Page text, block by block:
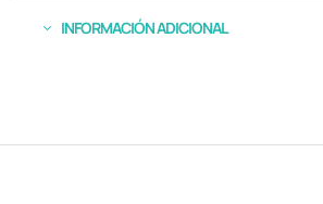
INFORMACIÓN ADICIONAL